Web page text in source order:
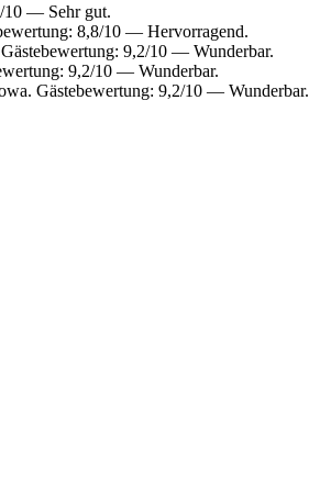
10 — Sehr gut.
8,8/10 — Hervorragend.
9,2/10 — Wunderbar.
9,2/10 — Wunderbar.
Gästebewertung: 9,2/10 — Wunderbar.